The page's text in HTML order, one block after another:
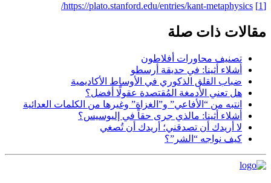
[1]
https://plato.stanford.edu/entries/kant-metaphysics/
مقالات ذات صلة
تصنيف محاورات أفلاطون
أشلاء أثينا: في حديقة أرسطو
ضباب القلق الذكوري في الأوساط الأكاديمية
هل تعني الأدمغة المُقتصدة عقولًا أفضل؟
انتبه من “الأفاعي” و”الغزاة” وغيرها من الكلمات العدائية
أشلاء أثينا: مالذي جرى حقاً في إليوسيس؟
لا أريدك أن تصدقني؛ أريدك أن تُصغي
كيف نواجه “الشر”؟